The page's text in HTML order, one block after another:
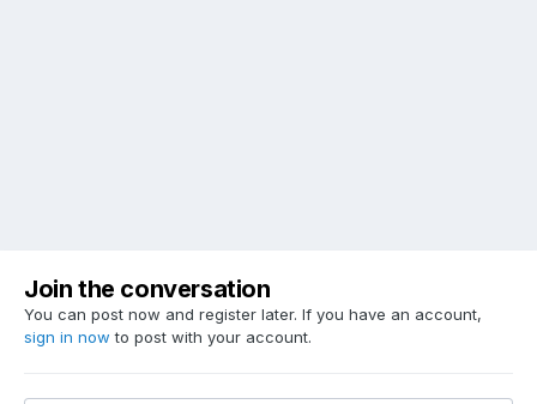
Join the conversation
You can post now and register later. If you have an account,
sign in now to post with your account.